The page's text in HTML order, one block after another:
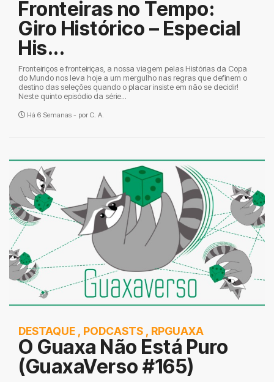
Fronteiras no Tempo:
Giro Histórico – Especial
His...
Fronteiriços e fronteiriças, a nossa viagem pelas Histórias da Copa
do Mundo nos leva hoje a um mergulho nas regras que definem o
destino das seleções quando o placar insiste em não se decidir!
Neste quinto episódio da série...
Há 6 Semanas - por C. A.
DESTAQUE , PODCASTS , RPGUAXA
O Guaxa Não Está Puro
(GuaxaVerso #165)